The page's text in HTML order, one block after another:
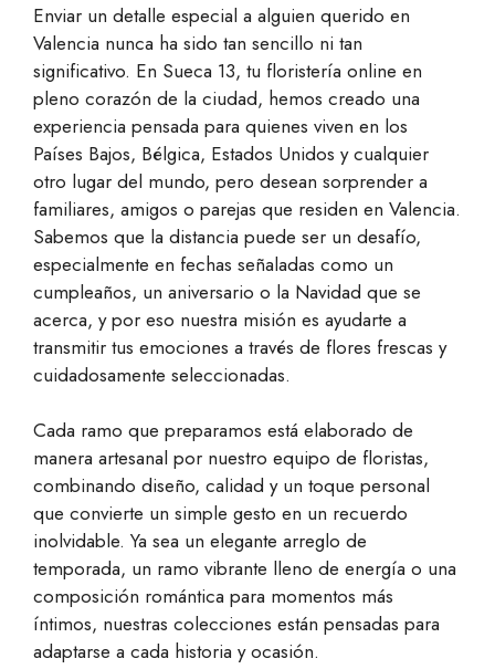
Enviar un detalle especial a alguien querido en
Valencia nunca ha sido tan sencillo ni tan
significativo. En Sueca 13, tu floristería online en
pleno corazón de la ciudad, hemos creado una
experiencia pensada para quienes viven en los
Países Bajos, Bélgica, Estados Unidos y cualquier
otro lugar del mundo, pero desean sorprender a
familiares, amigos o parejas que residen en Valencia.
Sabemos que la distancia puede ser un desafío,
especialmente en fechas señaladas como un
cumpleaños, un aniversario o la Navidad que se
acerca, y por eso nuestra misión es ayudarte a
transmitir tus emociones a través de flores frescas y
cuidadosamente seleccionadas.
Cada ramo que preparamos está elaborado de
manera artesanal por nuestro equipo de floristas,
combinando diseño, calidad y un toque personal
que convierte un simple gesto en un recuerdo
inolvidable. Ya sea un elegante arreglo de
temporada, un ramo vibrante lleno de energía o una
composición romántica para momentos más
íntimos, nuestras colecciones están pensadas para
adaptarse a cada historia y ocasión.